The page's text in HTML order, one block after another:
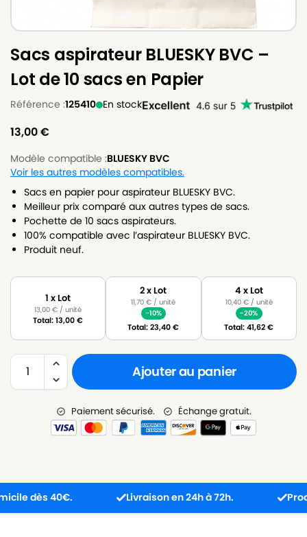
Sacs aspirateur BLUESKY BVC –
Lot de 10 sacs en Papier
Référence :125410 En stock
13,00€
Modèle compatible :BLUESKY BVC
Voir les autres modèles compatibles.
Sacs en papier pour aspirateur BLUESKY BVC.
Meilleur prix comparé aux autres types de sacs.
Pochette de 10 sacs aspirateurs.
100% compatible avec l’aspirateur BLUESKY BVC.
Produit neuf.
1 x Lot
13,00€ / unité
Total:13,00€
2 x Lot
11,70€ / unité
-10%
Total:23,40€
4 x Lot
10,40 €/ unité
-20%
Total:41,62€
Ajouter au panier
Paiement sécurisé. Échange gratuit.
dès 40€. Livraison en 24h à 72h. Produit